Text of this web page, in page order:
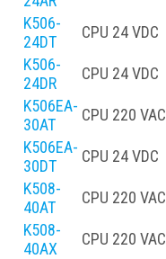
K506-
24DT
CPU 24 VDC
K506-
24DR
CPU 24 VDC
K506EA-
30AT
CPU 220 VAC
K506EA-
30DT
CPU 24 VDC
K508-
40AT
CPU 220 VAC
K508-
40AX
CPU 220 VAC